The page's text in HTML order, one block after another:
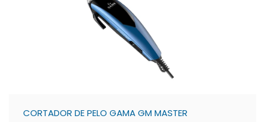
CORTADOR DE PELO GAMA GM MASTER